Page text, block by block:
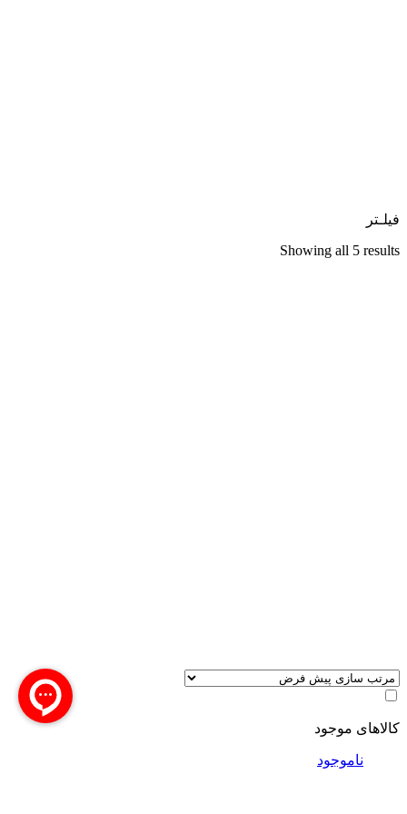
فیلـتر
Showing all 5 results
کالاهای موجود
ناموجود